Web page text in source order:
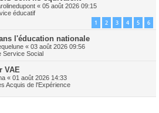
« 05 août 2026 09:15
éducatif
1 2 3 4 5 6
l'éducation nationale
« 03 août 2026 09:56
Service Social
VAE
« 01 août 2026 14:33
Acquis de l'Expérience